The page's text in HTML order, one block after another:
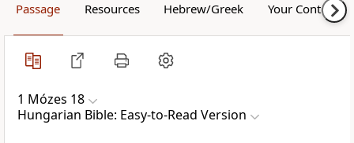
Passage Resources Hebrew/Greek Your Content
1 Mózes 18
Hungarian Bible: Easy-to-Read Version